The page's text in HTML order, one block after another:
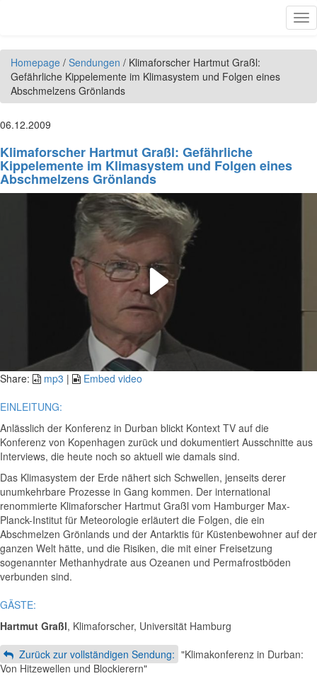
Homepage / Sendungen / Klimaforscher Hartmut Graßl:
Gefährliche Kippelemente im Klimasystem und Folgen eines
Abschmelzens Grönlands
06.12.2009
Klimaforscher Hartmut Graßl: Gefährliche
Kippelemente im Klimasystem und Folgen eines
Abschmelzens Grönlands
Play
Video
Share: mp3 |
Embed video
EINLEITUNG:
Anlässlich der Konferenz in Durban blickt Kontext TV auf die
Konferenz von Kopenhagen zurück und dokumentiert Ausschnitte aus
Interviews, die heute noch so aktuell wie damals sind.
Das Klimasystem der Erde nähert sich Schwellen, jenseits derer
unumkehrbare Prozesse in Gang kommen. Der international
renommierte Klimaforscher Hartmut Graßl vom Hamburger Max-
Planck-Institut für Meteorologie erläutert die Folgen, die ein
Abschmelzen Grönlands und der Antarktis für Küstenbewohner auf der
ganzen Welt hätte, und die Risiken, die mit einer Freisetzung
sogenannter Methanhydrate aus Ozeanen und Permafrostböden
verbunden sind.
GÄSTE:
Hartmut Graßl, Klimaforscher, Universität Hamburg
Zurück zur vollständigen Sendung: "Klimakonferenz in Durban:
Von Hitzewellen und Blockierern"